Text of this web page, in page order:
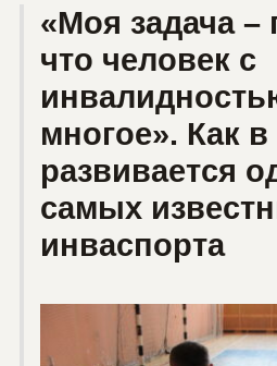
«Моя задача –
что человек с
многое». Как
развивается
самых
инваспорта